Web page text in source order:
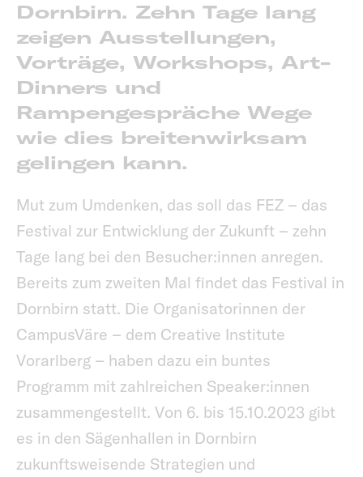
Dornbirn. Zehn Tage lang
zeigen Ausstellungen,
Vorträge, Workshops, Art-
Dinners und
Rampengespräche Wege
wie dies breitenwirksam
gelingen kann.
Mut zum Umdenken, das soll das FEZ – das
Festival zur Entwicklung der Zukunft – zehn
Tage lang bei den Besucher:innen anregen.
Bereits zum zweiten Mal findet das Festival in
Dornbirn statt. Die Organisatorinnen der
CampusVäre – dem Creative Institute
Vorarlberg – haben dazu ein buntes
Programm mit zahlreichen Speaker:innen
zusammengestellt. Von 6. bis 15.10.2023 gibt
es in den Sägenhallen in Dornbirn
zukunftsweisende Strategien und